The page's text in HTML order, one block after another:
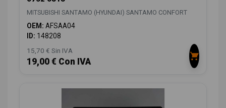
MITSUBISHI SANTAMO (HYUNDAI) SANTAMO CONFORT
OEM: AFSAA04
ID: 148208
15,70 € Sin IVA
19,00 € Con IVA